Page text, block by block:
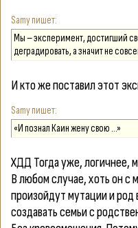
Samy
Мы – эксперимент, достигший
деградировать, а значит не
И кто же поставил этот
Samy
«И познал Каин жену свою …»
ХДД Тогда уже, логичнее,
В любом случае, хоть он с
произойдут мутации и
создавать семьи с